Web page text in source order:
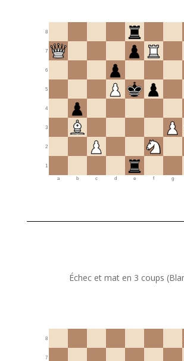
1
2
3
4
5
6
7
8
a b c d e f g
Échec et mat en 3 coups
7
8